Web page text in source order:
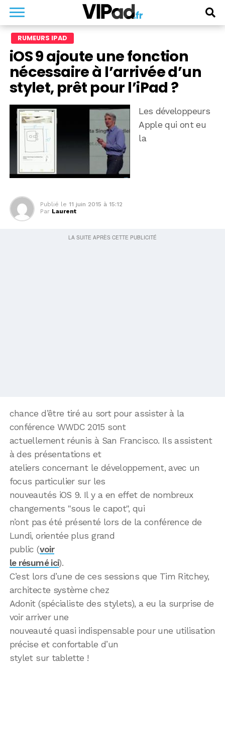
RUMEURS IPAD
iOS 9 ajoute une fonction
nécessaire à l’arrivée d’un
stylet, prêt pour l’iPad ?
Les développeurs
Apple qui ont eu
la
Publié le 11 juin 2015 à 15:12
Par Laurent
chance d’être tiré au sort pour assister à la
conférence WWDC 2015 sont
actuellement réunis à San Francisco. Ils assistent
à des présentations et
ateliers concernant le développement, avec un
focus particulier sur les
nouveautés iOS 9. Il y a en effet de nombreux
changements "sous le capot", qui
n’ont pas été présenté lors de la conférence de
Lundi, orientée plus grand
public (voir
le résumé ici).
C’est lors d’une de ces sessions que Tim Ritchey,
architecte système chez
Adonit (spécialiste des stylets), a eu la surprise de
voir arriver une
nouveauté quasi indispensable pour une utilisation
précise et confortable d’un
stylet sur tablette !